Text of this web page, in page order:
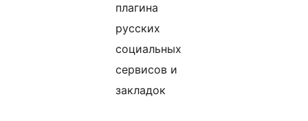
плагина
русских
социальных
сервисов и
закладок